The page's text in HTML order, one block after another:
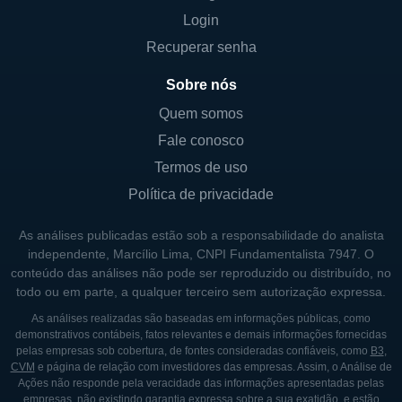
levou a uma maior demanda por soluções de
pagamento eficientes, segmentadas e
Além disso, a Usio aproveitou tendências
emergentes, como pagamentos móveis e a
crescente aceitação de criptomoedas, para
estratégia de adaptação à evolução das
necessidades do mercado permite que a
empresa mantenha sua competitividade e
reforce sua presença no setor.
CONTROLADORES E ESTRUTURA
SOCIETÁRIA
A estrutura acionária da Usio é composta por
Login
Recuperar senha
Sobre nós
Quem somos
Fale conosco
Termos de uso
Política de privacidade
As análises publicadas estão sob a responsabilidade do analista
independente, Marcílio Lima, CNPI Fundamentalista 7947. O
conteúdo das análises não pode ser reproduzido ou distribuído, no
todo ou em parte, a qualquer terceiro sem autorização expressa.
As análises realizadas são baseadas em informações públicas, como
demonstrativos contábeis, fatos relevantes e demais informações fornecidas
pelas empresas sob cobertura, de fontes consideradas confiáveis, como B3,
CVM e página de relação com investidores das empresas. Assim, o Análise de
Ações não responde pela veracidade das informações apresentadas pelas
empresas, não existindo garantia expressa sobre a sua exatidão, e estão